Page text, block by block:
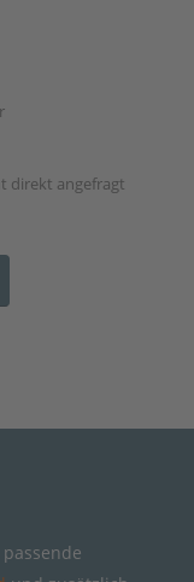
direkt angefragt